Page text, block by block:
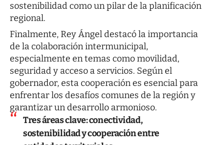
sostenibilidad como un pilar de la planificación
regional.
Finalmente, Rey Ángel destacó la importancia
de la colaboración intermunicipal,
especialmente en temas como movilidad,
seguridad y acceso a servicios. Según el
gobernador, esta cooperación es esencial para
enfrentar los desafíos comunes de la región y
garantizar un desarrollo armonioso.
Tres áreas clave: conectividad,
sostenibilidad y cooperación entre